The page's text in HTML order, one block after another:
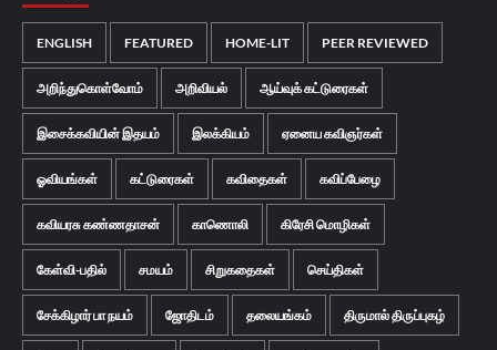
ENGLISH FEATURED HOME-LIT PEER REVIEWED
அறிந்துகொள்வோம் அறிவியல் ஆய்வுக் கட்டுரைகள்
இசைக்கவியின் இதயம் இலக்கியம் ஏனைய கவிஞர்கள்
ஓவியங்கள் கட்டுரைகள் கவிதைகள் கவிப்பேழை
கவியரசு கண்ணதாசன் காணொலி கிரேசி மொழிகள்
கேள்வி-பதில் சமயம் சிறுகதைகள் செய்திகள்
சேக்கிழார் பா நயம் ஜோதிடம் தலையங்கம் திருமால் திருப்புகழ்